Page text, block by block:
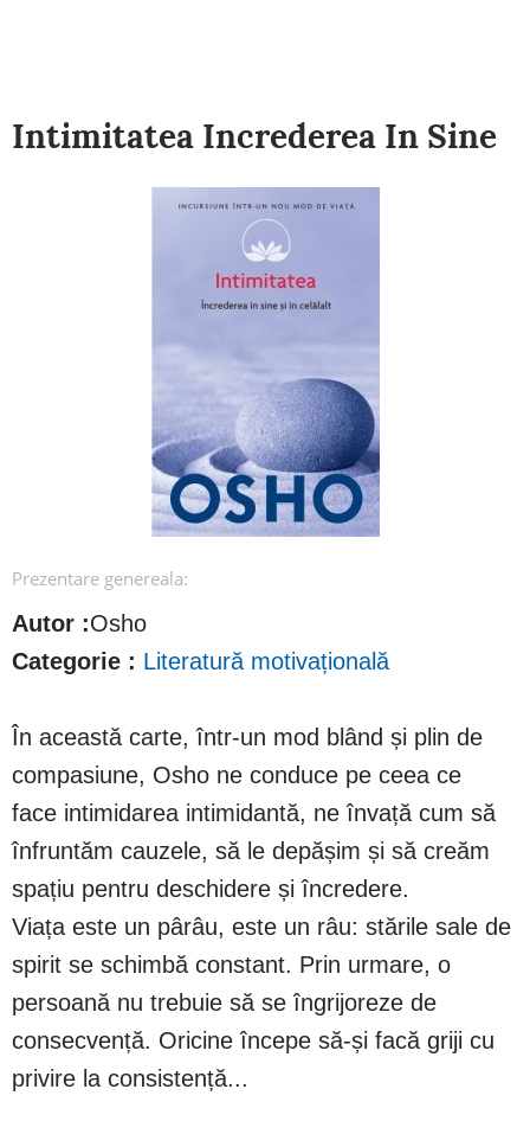
Intimitatea Increderea In Sine
Prezentare genereala:
Autor :Osho
Categorie : Literatură motivațională
În această carte, într-un mod blând și plin de
compasiune, Osho ne conduce pe ceea ce
face intimidarea intimidantă, ne învață cum să
înfruntăm cauzele, să le depășim și să creăm
spațiu pentru deschidere și încredere.
Viața este un pârâu, este un râu: stările sale de
spirit se schimbă constant. Prin urmare, o
persoană nu trebuie să se îngrijoreze de
consecvență. Oricine începe să-și facă griji cu
privire la consistență...